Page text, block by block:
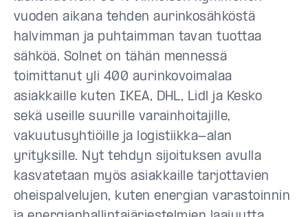
vuoden aikana tehden aurinkosähköstä
halvimman ja puhtaimman tavan tuottaa
sähköä. Solnet on tähän mennessä
toimittanut yli 400 aurinkovoimalaa
asiakkaille kuten IKEA, DHL, Lidl ja Kesko
sekä useille suurille varainhoitajille,
vakuutusyhtiöille ja logistiikka-alan
yrityksille. Nyt tehdyn sijoituksen avulla
kasvatetaan myös asiakkaille tarjottavien
oheispalvelujen, kuten energian varastoinnin